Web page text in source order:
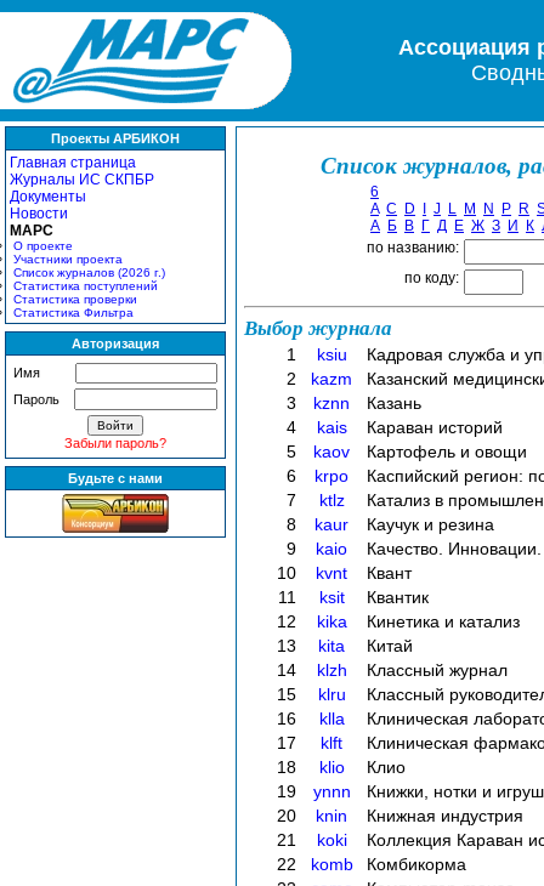
Ассоциация
Проекты АРБИКОН
Главная страница
Журналы ИС СКПБР
Документы
Новости
МАРС
О проекте
Участники проекта
Список журналов (2026 г.)
Статистика поступлений
Статистика проверки
Статистика Фильтра
Авторизация
Имя
Пароль
Забыли пароль?
Будьте с нами
Список журналов,
6
A C D J L M N P R
А Б В Г Д Е Ж З И К
по названию:
по коду:
Выбор журнала
1 ksiu
Кадровая служба и
2
kazm
Казанский
3
kznn
Казань
4
kais
Караван историй
5
kaov
Картофель и овощи
6
krpo
Каспийский регион:
7
ktlz
Катализ в
8
kaur
Каучук и резина
9
kaio
Качество.
10
kvnt
Квант
11
ksit
Квантик
12
kika
Кинетика и катализ
13
kita
Китай
14
klzh
Классный журнал
15
klru
Классный
16
klla
Клиническая
17
klft
Клиническая
18
klio
Клио
19
ynnn
Книжки, нотки и
20
knin
Книжная индустрия
21
koki
Коллекция Караван
22
komb
Комбикорма